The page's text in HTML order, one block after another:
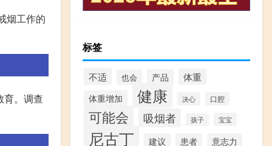
烟工作的
育。调查
标签
不适 也会 产品 体重
体重增加 健康 决心 口腔
可能会 吸烟者 孩子 宝宝
尼古丁 建议 患者 意志力